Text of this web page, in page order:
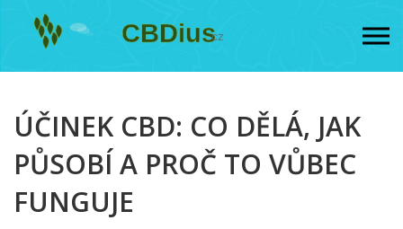
ÚČINEK CBD: CO DĚLÁ, JAK
PŮSOBÍ A PROČ TO VŮBEC
FUNGUJE